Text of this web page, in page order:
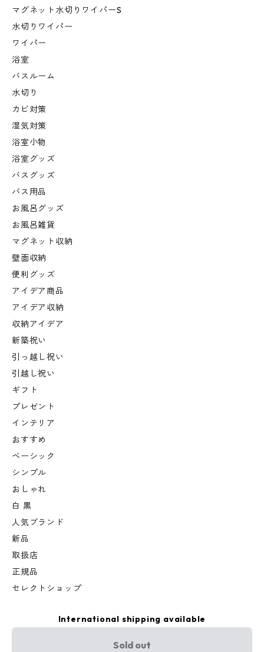
マグネット水切りワイパーS
水切りワイパー
ワイパー
浴室
バスルーム
水切り
カビ対策
湿気対策
浴室小物
浴室グッズ
バスグッズ
バス用品
お風呂グッズ
お風呂雑貨
マグネット収納
壁面収納
便利グッズ
アイデア商品
アイデア収納
収納アイデア
新築祝い
引っ越し祝い
引越し祝い
ギフト
プレゼント
インテリア
おすすめ
ベーシック
シンプル
おしゃれ
白 黒
人気ブランド
新品
取扱店
正規品
セレクトショップ
International shipping available
Sold out